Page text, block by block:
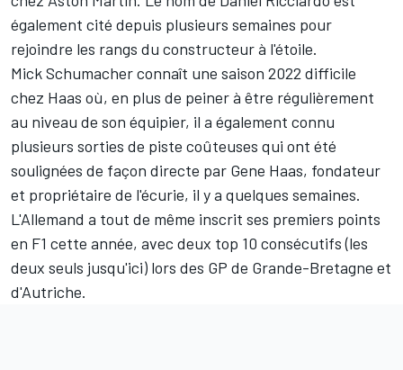
également cité depuis plusieurs semaines pour
rejoindre les rangs du constructeur à l'étoile.
Mick Schumacher connaît une saison 2022 difficile
chez Haas où, en plus de peiner à être régulièrement
au niveau de son équipier, il a également connu
plusieurs sorties de piste coûteuses qui ont été
soulignées de façon directe par Gene Haas, fondateur
et propriétaire de l'écurie, il y a quelques semaines.
L'Allemand a tout de même inscrit ses premiers points
en F1 cette année, avec deux top 10 consécutifs (les
deux seuls jusqu'ici) lors des GP de Grande-Bretagne et
d'Autriche.